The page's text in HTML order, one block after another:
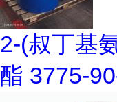
2-(叔丁基
酯 3775-